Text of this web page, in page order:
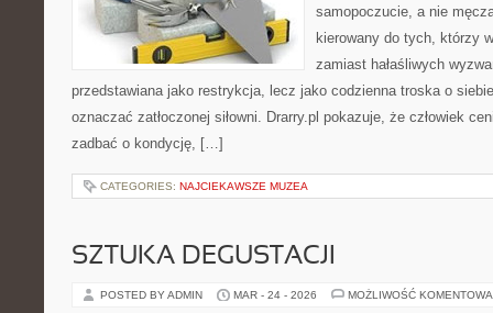
samopoczucie, a nie
kierowany do tych, którzy
zamiast hałaśliwych
przedstawiana jako restrykcja, lecz jako codzienna troska o
oznaczać zatłoczonej siłowni. Drarry.pl pokazuje, że człowiek
zadbać o kondycję, […]
CATEGORIES: NAJCIEKAWSZE MUZEA
SZTUKA DEGUSTACJI
POSTED BY ADMIN MAR - 24 - 2026 MOŻLIWOŚĆ